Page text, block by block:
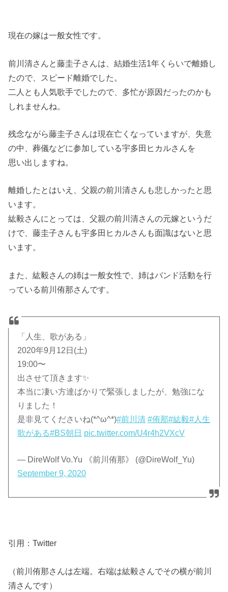
現在の嫁は一般女性です。
前川清さんと藤圭子さんは、結婚生活1年くらいで離婚し
たので、スピード離婚でした。
二人とも人気歌手でしたので、多忙が原因だったのかも
しれませんね。
残念ながら藤圭子さんは現在亡くなっていますが、失意
の中、葬儀などに参加している宇多田ヒカルさんを
思い出しますね。
離婚したとはいえ、父親の前川清さんも悲しかったと思
います。
紘毅さんにとっては、父親の前川清さんの元嫁というだ
けで、藤圭子さんも宇多田ヒカルさんも面識はないと思
います。
また、紘毅さんの姉は一般女性で、姉はバンド活動を行
っている前川侑那さんです。
「人生、歌がある」
2020年9月12日(土)
19:00〜
出させて頂きます✨
本当に凄い方達ばかりで緊張しましたが、勉強にな
りました！
是非見てくださいね(*^ω^*)#前川清 #侑那#紘毅#人生
歌がある#BS朝日 pic.twitter.com/U4r4h2VXcV
— DireWolf Vo.Yu 《前川侑那》 (@DireWolf_Yu)
September 9, 2020
引用：Twitter
（前川侑那さんは左端。右端は紘毅さんでその横が前川
清さんです）